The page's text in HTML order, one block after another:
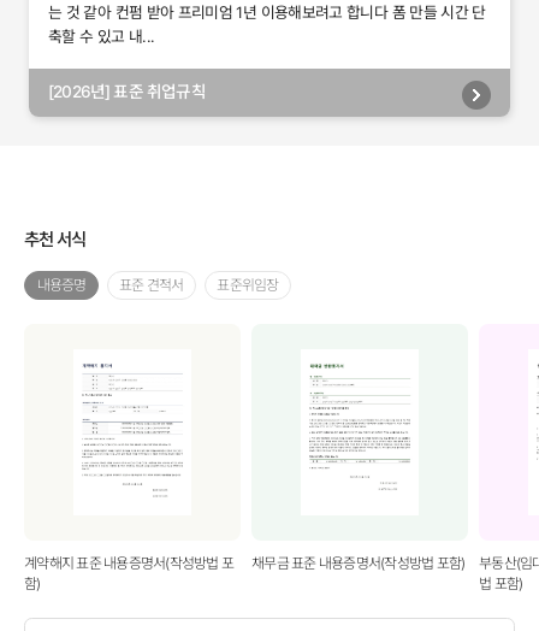
는 것 같아 컨펌 받아 프리미엄 1년 이용해보려고 합니다 폼 만들 시간 단
축할 수 있고 내...
[2026년] 표준 취업규칙
추천 서식
내용증명 표준 견적서 표준위임장
계약해지 표준 내용증명서(작성방법 포
함)
채무금 표준 내용증명서(작성방법 포함)
부동산(임
법 포함)